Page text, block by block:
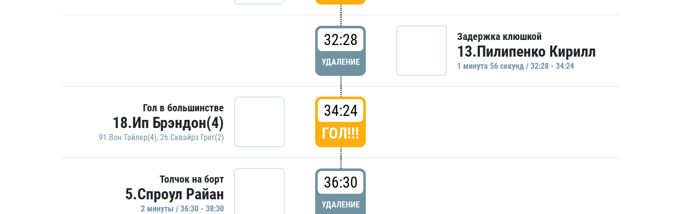
32:28
УДАЛЕНИЕ
Задержка клюшкой
13.Пилипенко Кирилл
1 минутa 56 секунд / 32:28 - 34:24
Гол в большинстве
18.Ип Брэндон(4)
91.Вон Тайлер(4), 26.Сквайрз Грег(2)
34:24
ГОЛ!!!
Толчок на борт
5.Спроул Райан
2 минуты / 36:30 - 38:30
36:30
УДАЛЕНИЕ